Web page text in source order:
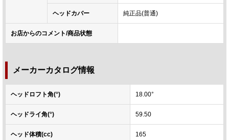
ヘッドカバー 純正品(普通)
お店からのコメント/商品状態
メーカーカタログ情報
ヘッドロフト角(°) 18.00°
ヘッドライ角(°) 59.50
ヘッド体積(cc) 165